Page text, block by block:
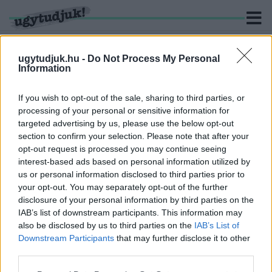
ugytudjuk.hu - Do Not Process My Personal
Information
If you wish to opt-out of the sale, sharing to third parties, or
processing of your personal or sensitive information for
targeted advertising by us, please use the below opt-out
section to confirm your selection. Please note that after your
opt-out request is processed you may continue seeing
interest-based ads based on personal information utilized by
us or personal information disclosed to third parties prior to
your opt-out. You may separately opt-out of the further
disclosure of your personal information by third parties on the
IAB’s list of downstream participants. This information may
also be disclosed by us to third parties on the IAB’s List of
Downstream Participants that may further disclose it to other
KERESÉS
3 hír találató a(z) "Radnóti-szobor" cimkével ellátva.
A GYŐRI EGYETEMÉ LETT AZ EGYRE ROSSZABB
ÁLLAPOTBAN LÉVŐ ZRÍNYI UTCAI
KÓRHÁZÉPÜLET
2021. június. 19. 12:59
A hely sorsa több mint egy évtizede bizonytalan volt.
Riportunkban felelevenítjük, mi vezetett ide.
HA A BELPOLITIKÁBAN NEM IS, A GYŐRI
RADNÓTI-SZOBORNÁL MEGTÖRTÉNT AZ
ÁROKBETEMETÉS